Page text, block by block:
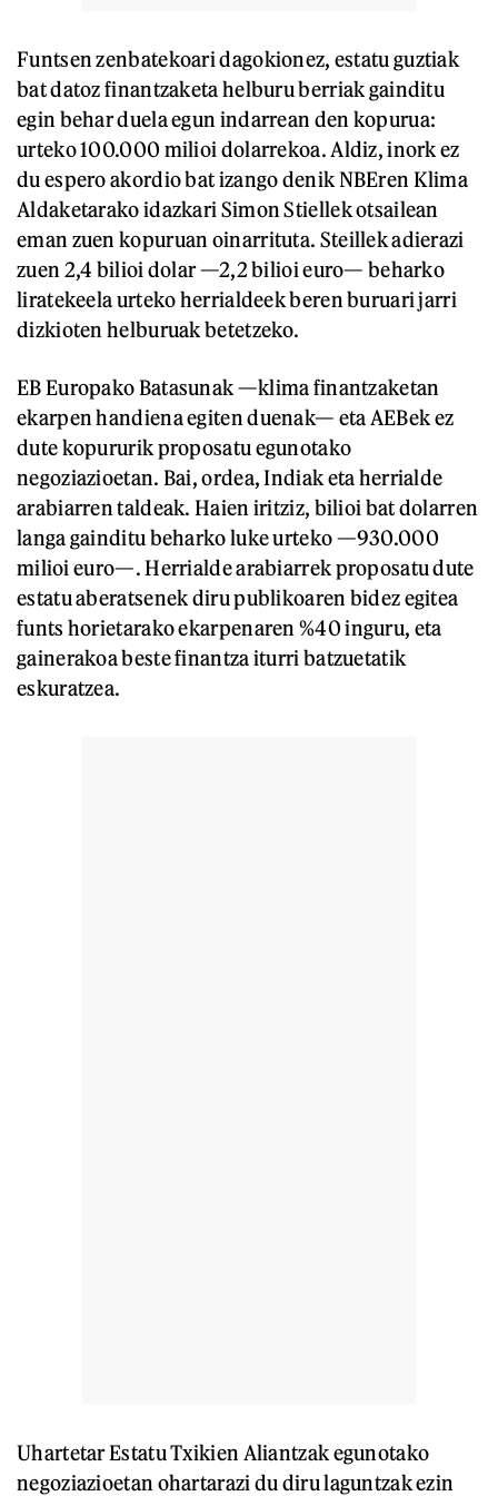
Funtsen zenbatekoari dagokionez, estatu guztiak
bat datoz finantzaketa helburu berriak gainditu
egin behar duela egun indarrean den kopurua:
urteko 100.000 milioi dolarrekoa. Aldiz, inork ez
du espero akordio bat izango denik NBEren Klima
Aldaketarako idazkari Simon Stiellek otsailean
eman zuen kopuruan oinarrituta. Steillek adierazi
zuen 2,4 bilioi dolar —2,2 bilioi euro— beharko
liratekeela urteko herrialdeek beren buruari jarri
dizkioten helburuak betetzeko.
EB Europako Batasunak —klima finantzaketan
ekarpen handiena egiten duenak— eta AEBek ez
dute kopururik proposatu egunotako
negoziazioetan. Bai, ordea, Indiak eta herrialde
arabiarren taldeak. Haien iritziz, bilioi bat dolarren
langa gainditu beharko luke urteko —930.000
milioi euro—. Herrialde arabiarrek proposatu dute
estatu aberatsenek diru publikoaren bidez egitea
funts horietarako ekarpenaren %40 inguru, eta
gainerakoa beste finantza iturri batzuetatik
eskuratzea.
Uhartetar Estatu Txikien Aliantzak egunotako
negoziazioetan ohartarazi du diru laguntzak ezin